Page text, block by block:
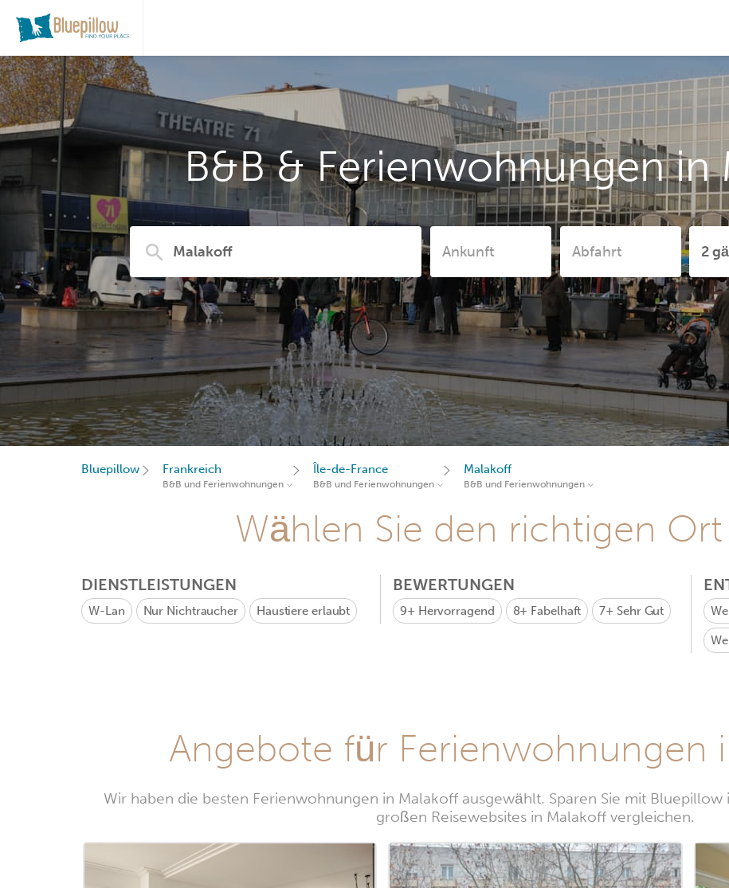
B&B & Ferienwohnungen in
Bluepillow Frankreich
B&B und Ferienwohnungen
Île-de-France
B&B und Ferienwohnungen
Malakoff
B&B und Ferienwohnungen
Wählen Sie den richtigen Ort
DIENSTLEISTUNGEN
W-Lan Nur Nichtraucher Haustiere erlaubt
BEWERTUNGEN
9+ Hervorragend 8+ Fabelhaft 7+ Sehr Gut
Angebote für Ferienwohnungen
Wir haben die besten Ferienwohnungen in Malakoff ausgewählt. Sparen Sie mit
großen Reisewebsites in Malakoff vergleichen.